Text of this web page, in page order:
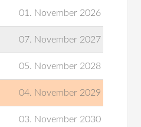
01. November 2026
07. November 2027
05. November 2028
04. November 2029
03. November 2030